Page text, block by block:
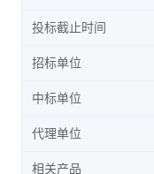
投标截止时间
招标单位
中标单位
代理单位
相关产品